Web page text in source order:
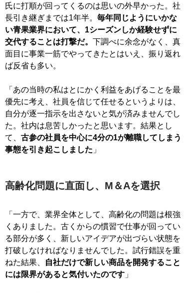
氏に打順が回ってくるのは思いの外早かった。社
長引き継ぎまでは1年半。 毎年同じようにいかな
い青果業界において、1シーズンしか経験せずに
交代することは打撃だ。 下調べに余念がなく、真
面目に事業一筋でやってきたとはいえ、振り返れ
ば反省も多い。
「あの当時の私はとにかく利益をあげることを最
優先に考え、社員を信じて任せるというよりは、
自分が逐一指示を出さないと気が済みませんでし
た。社内は息苦しかったと思います。結果とし
て、 古参の社員を中心に4分の1が離職してしまう
事態を引き起こしました 」
高齢化問題に直面し、M＆Aを選択
「一方で、業界全体として、高齢化の問題は根強
くありました。古くからの慣習で仕事が回ってい
る部分が多く、新しいアイデアが出づらい状態を
打破しなければなりませんでした。試行錯誤を重
ねた結果、
自社だけで新しい商品を開発すること
には限界があると気付いたのです 」